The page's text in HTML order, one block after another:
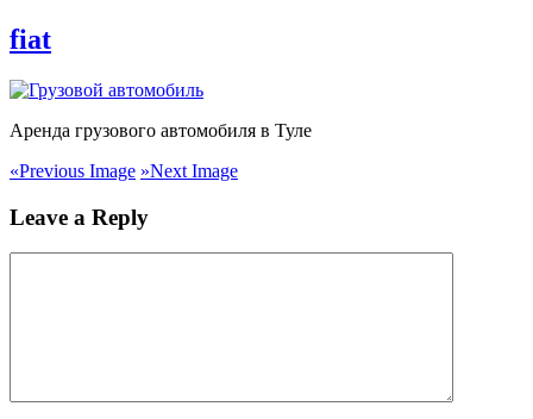
fiat
Аренда грузового автомобиля в Туле
«Previous Image »Next Image
Leave a Reply